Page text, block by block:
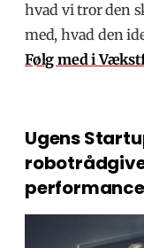
hvad vi tror den
med, hvad den
Følg med i
Ugens
performance